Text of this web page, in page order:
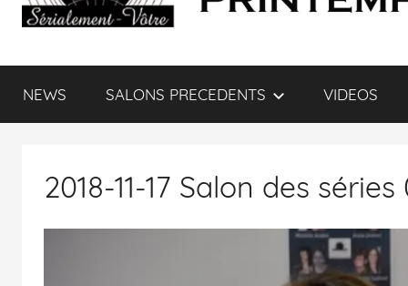
SÉRIALEMENT-
VÔTRE.FR
web
du
NEWS SALONS PRECEDENTS VIDEOS
2018-11-17 Salon des séries